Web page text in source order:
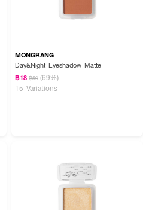
MONGRANG
Day&Night Eyeshadow Matte
฿18 ฿59 (69%)
15 Variations